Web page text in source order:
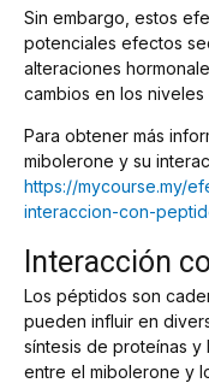
Sin embargo, estos
potenciales efectos
alteraciones
cambios en los
Para obtener más
mibolerone y su
https://mycourse.my/
interaccion-con-
Interacción
Los péptidos son
pueden influir en
síntesis de proteínas y
entre el mibolerone y